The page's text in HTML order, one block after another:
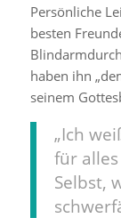
Persönliche
besten
haben ihn
seinem
„Ich
für
Selbst,